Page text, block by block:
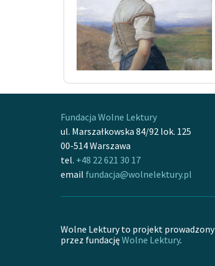
Fundacja Wolne Lektury
ul. Marszałkowska 84/92 lok. 125
00-514 Warszawa
tel. +48 22 621 30 17
email fundacja@wolnelektury.pl
Wolne Lektury to projekt prowadzony
przez fundację Wolne Lektury.